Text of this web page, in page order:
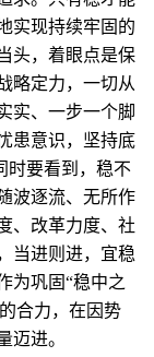
实现持续牢固的
头，着眼点是保
略定力，一切从
实、一步一个脚
患意识，坚持底
时要看到，稳不
波逐流、无所作
、改革力度、社
当进则进，宜稳
为巩固“稳中之
合力，在因势
迈进。